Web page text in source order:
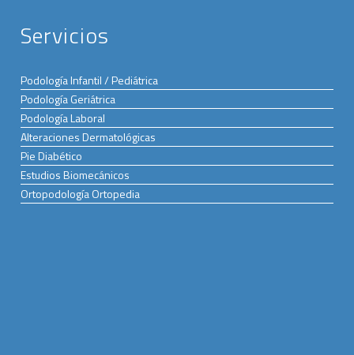
Servicios
Podología Infantil / Pediátrica
Podología Geriátrica
Podología Laboral
Alteraciones Dermatológicas
Pie Diabético
Estudios Biomecánicos
Ortopodología Ortopedia